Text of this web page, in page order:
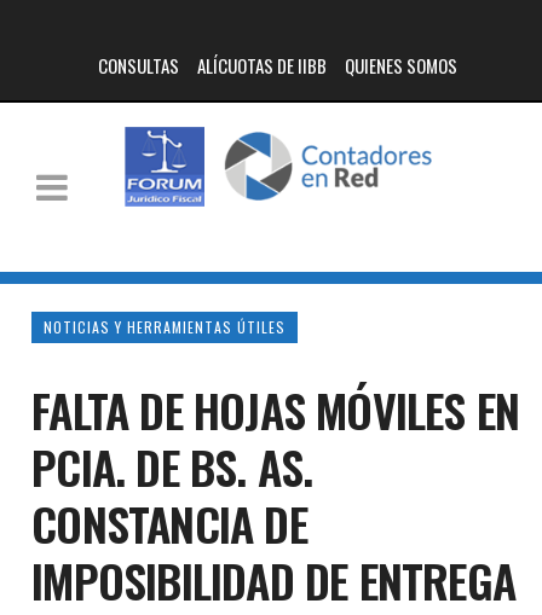
CONSULTAS ALÍCUOTAS DE IIBB QUIENES SOMOS
NOTICIAS Y HERRAMIENTAS ÚTILES
FALTA DE HOJAS MÓVILES EN
PCIA. DE BS. AS.
CONSTANCIA DE
IMPOSIBILIDAD DE ENTREGA